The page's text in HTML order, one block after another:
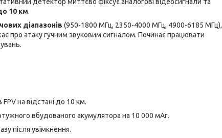
10 км.
діапазонів (950-1800 МГц, 2350-4000 МГц, 4900-6185 МГц),
про атаку гучним звуковим сигналом. Починає працювати
на відстані до 10 км.
вбудованого акумулятора на 10 000 мАг.
після увімкнення.